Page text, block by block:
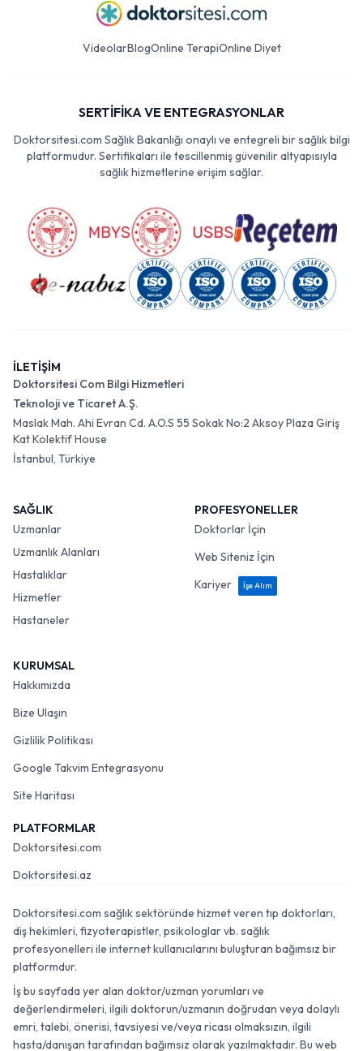
VideolarBlogOnline TerapiOnline Diyet
SERTİFİKA VE ENTEGRASYONLAR
Doktorsitesi.com Sağlık Bakanlığı onaylı ve entegreli bir sağlık bilgi
platformudur. Sertifikaları ile tescillenmiş güvenilir altyapısıyla
sağlık hizmetlerine erişim sağlar.
İLETİŞİM
Doktorsitesi Com Bilgi Hizmetleri
Teknoloji ve Ticaret A.Ş.
Maslak Mah. Ahi Evran Cd. A.O.S 55 Sokak No:2 Aksoy Plaza Giriş
Kat Kolektif House
İstanbul, Türkiye
SAĞLIK
Uzmanlar
Uzmanlık Alanları
Hastalıklar
Hizmetler
Hastaneler
PROFESYONELLER
Doktorlar İçin
Web Siteniz İçin
Kariyer
İşe Alım
KURUMSAL
Hakkımızda
Bize Ulaşın
Gizlilik Politikası
Google Takvim Entegrasyonu
Site Haritası
PLATFORMLAR
Doktorsitesi.com
Doktorsitesi.az
Doktorsitesi.com sağlık sektöründe hizmet veren tıp doktorları,
diş hekimleri, fizyoterapistler, psikologlar vb. sağlık
profesyonelleri ile internet kullanıcılarını buluşturan bağımsız bir
platformdur.
İş bu sayfada yer alan doktor/uzman yorumları ve
değerlendirmeleri, ilgili doktorun/uzmanın doğrudan veya dolaylı
emri, talebi, önerisi, tavsiyesi ve/veya ricası olmaksızın, ilgili
hasta/danışan tarafından bağımsız olarak yazılmaktadır. Bu web